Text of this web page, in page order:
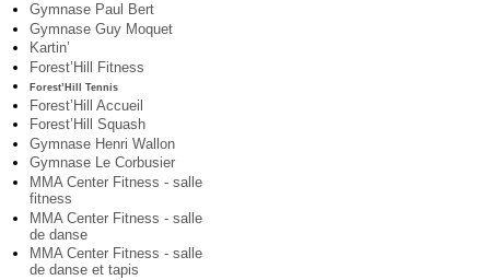
Gymnase Paul Bert
Gymnase Guy Moquet
Kartin’
Forest’Hill Fitness
Forest’Hill Tennis
Forest’Hill Accueil
Forest’Hill Squash
Gymnase Henri Wallon
Gymnase Le Corbusier
MMA Center Fitness - salle
fitness
MMA Center Fitness - salle
de danse
MMA Center Fitness - salle
de danse et tapis